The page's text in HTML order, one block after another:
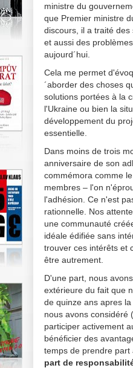
ministre du
que Premier ministre
discours, il a traité
et aussi des
aujourd´hui.
Cela me permet
´aborder des choses
solutions portées à la
l'Ukraine ou bien la
développement du
essentielle.
Dans moins de trois
anniversaire de son
commémora comme
membres – l'on
l'adhésion. Ce n'est
rationnelle. Nos
une communauté
idéale édifiée sans
trouver ces intérêts et
être autrement.
D'une part, nous
extérieure du fait que
de quinze ans apres
nous avons considéré
participer activement
bénéficier des
temps de prendre part
part de